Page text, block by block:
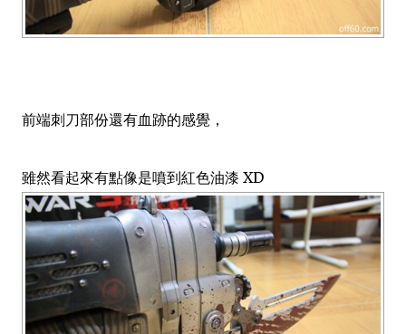
前端刺刀部份還有血跡的感覺，
雖然看起來有點像是噴到紅色油漆 XD